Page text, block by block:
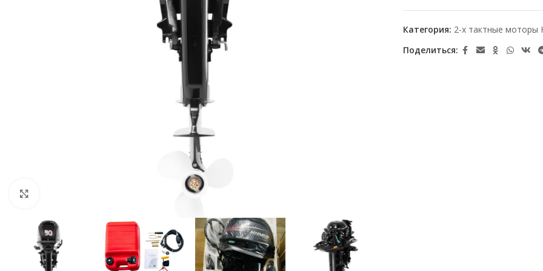
Категория: 2-х тактные моторы
Поделиться: